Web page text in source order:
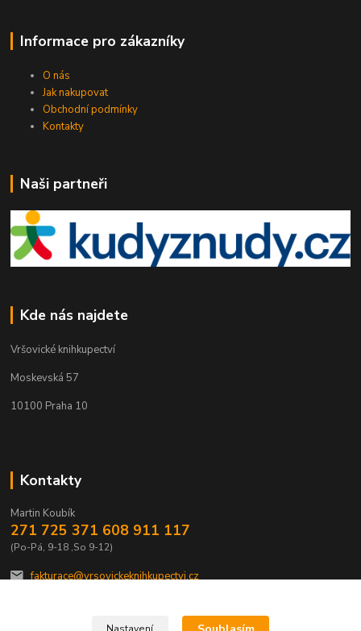
Informace pro zákazníky
O nás
Jak nakupovat
Obchodní podmínky
Kontakty
Naši partneři
Kde nás najdete
Vršovické knihkupectví
Moskevská 57
10100 Praha 10
Kontakty
Martin Koubík
271 725 371 608 911 117
(Po-Pá, 9-18 ,So 9-12)
fakturace@vrsovickeknihkupectvi.cz